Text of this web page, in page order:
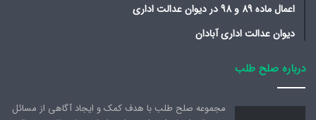
اعمال ماده 89 و 98 در دیوان عدالت اداری
دیوان عدالت اداری آبادان
درباره صلح طلب
مجموعه صلح طلب با هدف کمک و ایجاد آگاهی از مسائل